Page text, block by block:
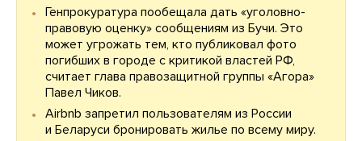
Генпрокуратура пообещала дать «уголовно-
правовую оценку» сообщениям из Бучи. Это
может угрожать тем, кто публиковал фото
погибших в городе с критикой властей РФ,
считает глава правозащитной группы «Агора»
Павел Чиков.
Airbnb запретил пользователям из России
и Беларуси бронировать жилье по всему миру.